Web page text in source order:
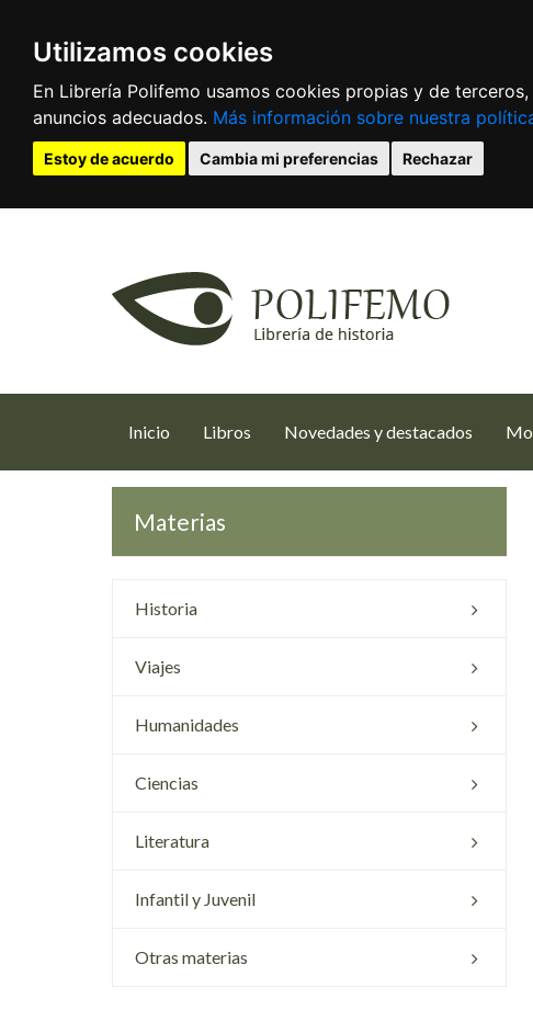
Utilizamos cookies
En Librería Polifemo usamos cookies propias y de
anuncios adecuados. Más información sobre nuestra
Estoy de acuerdo Cambia mi preferencias Rechazar
Inicio (current)
Libros Novedades y destacados
Materias
Historia
Viajes
Humanidades
Ciencias
Literatura
Infantil y Juvenil
Otras materias